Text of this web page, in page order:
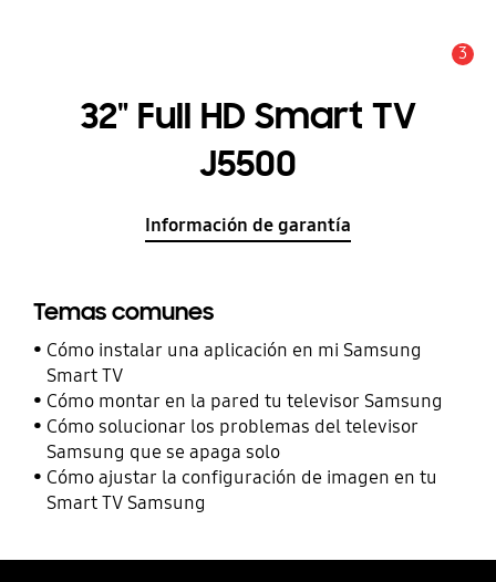
3
32" Full HD Smart TV
J5500
Información de garantía
Temas comunes
Cómo instalar una aplicación en mi Samsung
Smart TV
Cómo montar en la pared tu televisor Samsung
Cómo solucionar los problemas del televisor
Samsung que se apaga solo
Cómo ajustar la configuración de imagen en tu
Smart TV Samsung